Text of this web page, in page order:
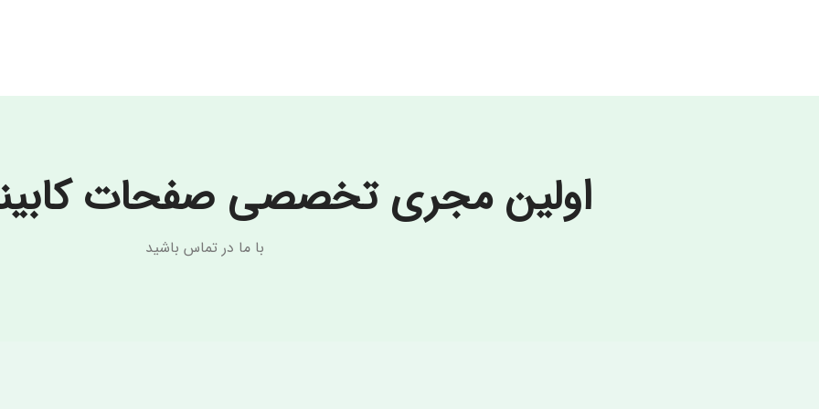
اولین مجری تخصصی صفحات
با ما در تماس باشید